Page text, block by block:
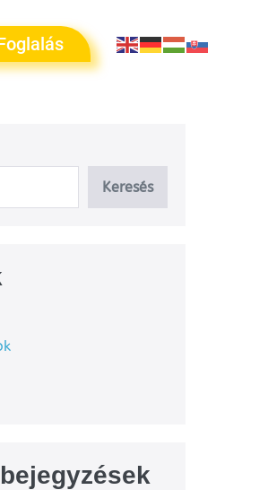
Keresés